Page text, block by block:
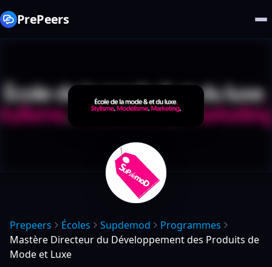
PrePeers
Prepeers Écoles Supdemod
Programmes
Mastère Directeur du Développement des Produits de
Mode et Luxe